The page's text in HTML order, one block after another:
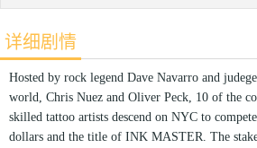
详细剧情
Hosted by rock legend Dave Navarro and
world, Chris Nuez and Oliver Peck, 10 of the
skilled tattoo artists descend on NYC to
dollars and the title of INK MASTER. The